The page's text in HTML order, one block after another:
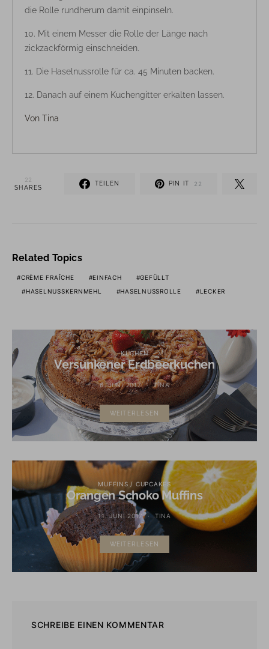
die Rolle rundherum damit einpinseln.
Mit einem Messer die Rolle der Länge nach
zickzackförmig einschneiden.
Die Haselnussrolle für ca. 45 Minuten backen.
Danach auf einem Kuchengitter erkalten lassen.
Von Tina
22
SHARES
TEILEN PIN IT 22
Related Topics
CRÈME FRAÎCHE EINFACH
GEFÜLLT
HASELNUSSKERNMEHL
HASELNUSSROLLE LECKER
KUCHEN
Versunkener Erdbeerkuchen
6. JUNI 2017 TINA
WEITERLESEN
MUFFINS / CUPCAKES
Orangen Schoko Muffins
11. JUNI 2017 TINA
WEITERLESEN
SCHREIBE EINEN KOMMENTAR